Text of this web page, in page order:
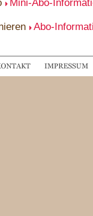
Mini-Abo-
Abo-